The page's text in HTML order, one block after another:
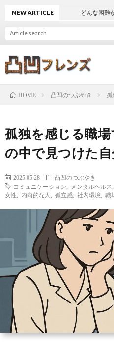
NEW ARTICLE どんな困難が
HOME 凸凹のつぶやき 孤
孤独を感じる職
の中で見つけた
2025.05.28
凸凹のつぶやき
コミュニケーション
メンタルヘルス
女性
内向的な人 孤立感 社内環境 職